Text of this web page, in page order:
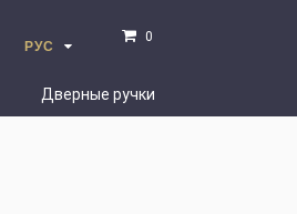
РУС
0
Дверные ручки